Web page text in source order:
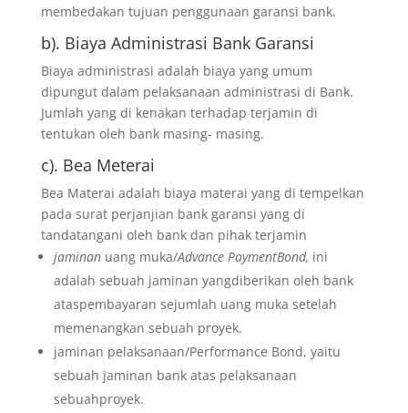
membedakan tujuan penggunaan garansi bank.
b). Biaya Administrasi Bank Garansi
Biaya administrasi adalah biaya yang umum
dipungut dalam pelaksanaan administrasi di Bank.
Jumlah yang di kenakan terhadap terjamin di
tentukan oleh bank masing- masing.
c). Bea Meterai
Bea Materai adalah biaya materai yang di tempelkan
pada surat perjanjian bank garansi yang di
tandatangani oleh bank dan pihak terjamin
jaminan uang muka/Advance PaymentBond, ini
adalah sebuah jaminan yangdiberikan oleh bank
ataspembayaran sejumlah uang muka setelah
memenangkan sebuah proyek.
jaminan pelaksanaan/Performance Bond, yaitu
sebuah jaminan bank atas pelaksanaan
sebuahproyek.